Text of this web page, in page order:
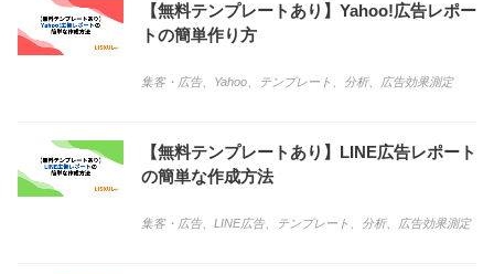
【無料テンプレートあり】Yahoo!広告レポー
トの簡単作り方
集客・広告、 Yahoo テンプレート 分析、 広告効果測定
【無料テンプレートあり】LINE広告レポート
の簡単な作成方法
集客・広告、 LINE広告、 テンプレート 分析、 広告効果測定